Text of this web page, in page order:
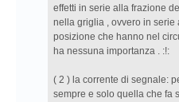
effetti in serie alla frazione
nella griglia , ovvero in serie
posizione che hanno nel
ha nessuna importanza . :!:
( 2 ) la corrente di segnale:
sempre e solo quella che fa